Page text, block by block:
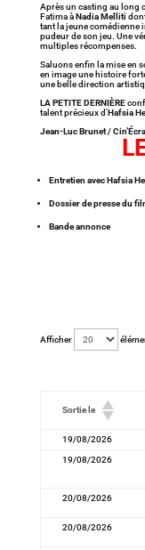
Après un casting au long
Fatima àNadia Melliti
tant la jeune comédienne
pudeur de son jeu. Une
multiples récompenses.
Saluons enfin la mise en
en image une histoire
une belle direction
LA PETITE DERNIÈRE
talent précieux d’Hafsia
Jean-Luc Brunet /
Entretien avec Hafsia
Dossier de presse du
Bande annonce
Afficher
Sortie le
19/08/2026
19/08/2026
20/08/2026
20/08/2026